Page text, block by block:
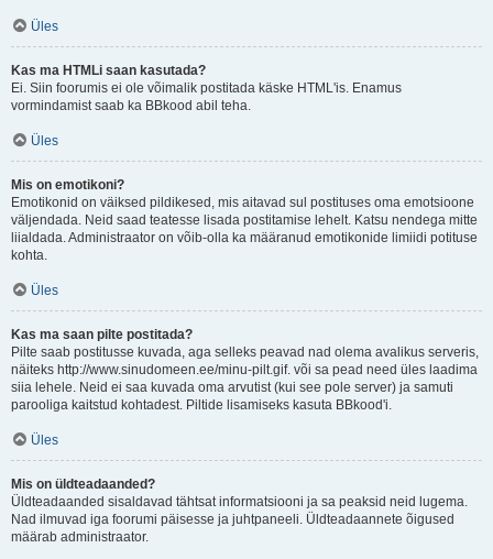
Üles
Kas ma HTMLi saan kasutada?
Ei. Siin foorumis ei ole võimalik postitada käske HTML'is. Enamus
vormindamist saab ka BBkood abil teha.
Üles
Mis on emotikoni?
Emotikonid on väiksed pildikesed, mis aitavad sul postituses oma emotsioone
väljendada. Neid saad teatesse lisada postitamise lehelt. Katsu nendega mitte
liialdada. Administraator on võib-olla ka määranud emotikonide limiidi potituse
kohta.
Üles
Kas ma saan pilte postitada?
Pilte saab postitusse kuvada, aga selleks peavad nad olema avalikus serveris,
näiteks http://www.sinudomeen.ee/minu-pilt.gif. või sa pead need üles laadima
siia lehele. Neid ei saa kuvada oma arvutist (kui see pole server) ja samuti
parooliga kaitstud kohtadest. Piltide lisamiseks kasuta BBkood'i.
Üles
Mis on üldteadaanded?
Üldteadaanded sisaldavad tähtsat informatsiooni ja sa peaksid neid lugema.
Nad ilmuvad iga foorumi päisesse ja juhtpaneeli. Üldteadaannete õigused
määrab administraator.